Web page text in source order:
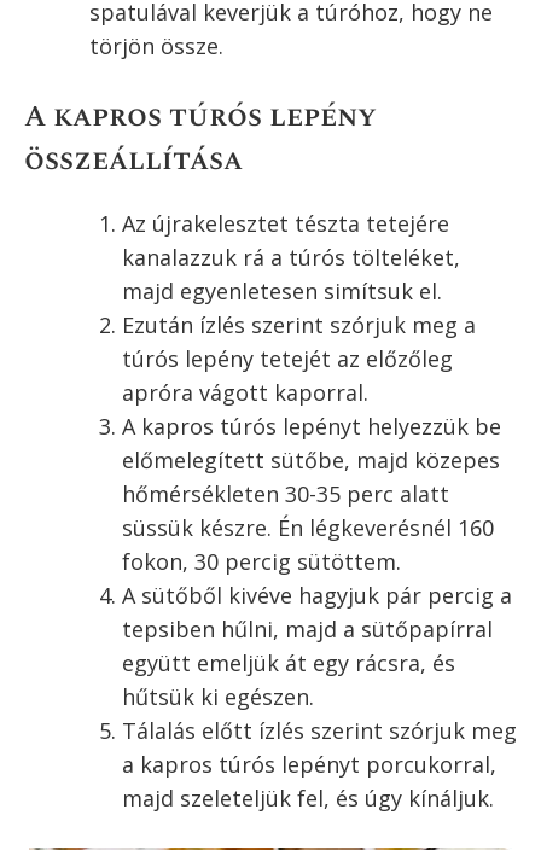
A túrós töltelék elkészítése
Egy tálba tegyük bele a túrót, adjuk
hozzá a tejfölt, 15 dkg porcukrot, a
vaníliás cukrot, a tojások sárgáját, és a
keverjük alaposan össze.
Ezután adjuk hozzá a pudingport, és
szintén keverjük simára. Pudingpor
helyett adhatunk hozzá pl. 1 ek lisztet,
vagy búzadarát.
A tojások fehérjét kezdjük el habbá
verni, majd amikor már kezd
kifehéredni, szórjuk bele a maradék
porcukrot, és verjük kemény habbá.
Ezután az ízesített túróhoz óvatosan
keverjük hozzá a keményre felvert
habot. A habot óvatosan, fakanállal vagy
spatulával keverjük a túróhoz, hogy ne
törjön össze.
A kapros túrós lepény
összeállítása